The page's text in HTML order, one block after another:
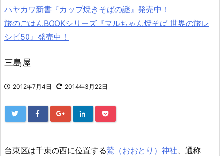
ハヤカワ新書『カップ焼きそばの謎』発売中！
旅のごはんBOOKシリーズ『マルちゃん焼そば 世界の旅レ
シピ50』発売中！
三島屋
2012年7月4日 2014年3月22日
台東区は千束の西に位置する鷲（おおとり）神社、通称